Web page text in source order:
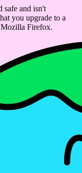
safe and isn't
you upgrade to a
Mozilla Firefox.